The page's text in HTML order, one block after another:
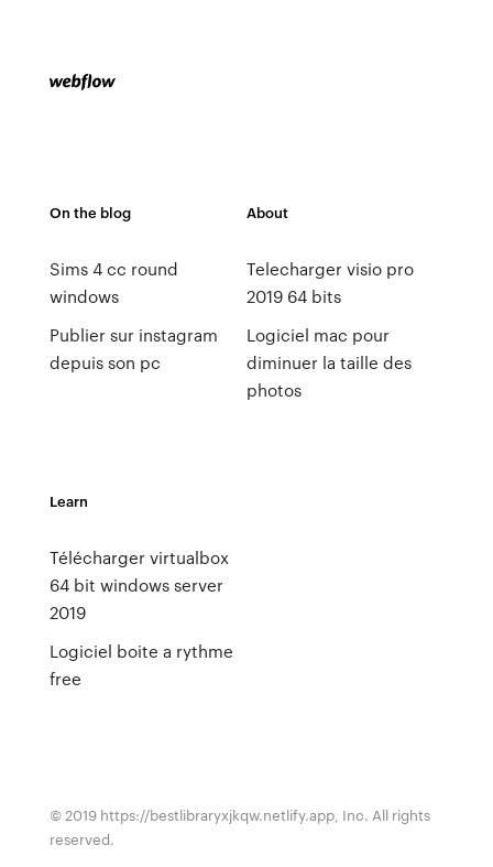
On the blog
Sims 4 cc round
windows
Publier sur instagram
depuis son pc
About
Telecharger visio pro
2019 64 bits
Logiciel mac pour
diminuer la taille des
photos
Learn
Télécharger virtualbox
64 bit windows server
2019
Logiciel boite a rythme
free
© 2019 https://bestlibraryxjkqw.netlify.app, Inc. All rights
reserved.